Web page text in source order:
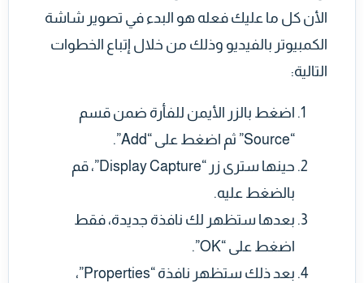
الأن كل ما عليك فعله هو البدء في تصوير شاشة
الكمبيوتر بالفيديو وذلك من خلال إتباع الخطوات
التالية:
اضغط بالزر الأيمن للفأرة ضمن قسم
“Source” ثم اضغط على “Add”.
حينها سترى زر “Display Capture”، قم
بالضغط عليه.
بعدها ستظهر لك نافذة جديدة، فقط
اضغط على “OK”.
بعد ذلك ستظهر نافذة “Properties”،